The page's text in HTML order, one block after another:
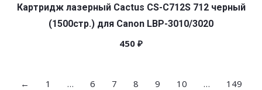
Картридж лазерный Cactus CS-C712S 712 черный
(1500стр.) для Canon LBP-3010/3020
450 ₽
← 1 … 6 7 8 9 10 …
149